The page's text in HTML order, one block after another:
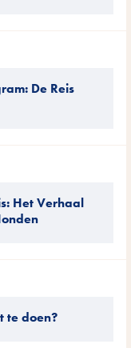
De Reis
Het Verhaal
te doen?